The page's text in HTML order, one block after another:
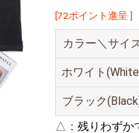
[72ポイント進呈 ]
カラー＼サイ
ホワイト
ブラック
△： 残りわずか